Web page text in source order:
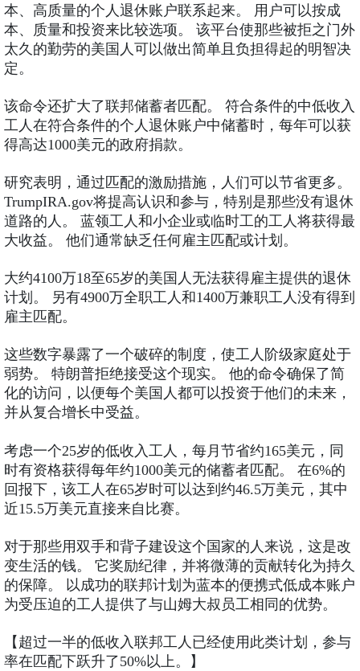
本、高质量的个人退休账户联系起来。 用户可以按成
本、质量和投资来比较选项。 该平台使那些被拒之门外
太久的勤劳的美国人可以做出简单且负担得起的明智决
定。
该命令还扩大了联邦储蓄者匹配。 符合条件的中低收入
工人在符合条件的个人退休账户中储蓄时，每年可以获
得高达1000美元的政府捐款。
研究表明，通过匹配的激励措施，人们可以节省更多。
TrumpIRA.gov将提高认识和参与，特别是那些没有退休
道路的人。 蓝领工人和小企业或临时工的工人将获得最
大收益。 他们通常缺乏任何雇主匹配或计划。
大约4100万18至65岁的美国人无法获得雇主提供的退休
计划。 另有4900万全职工人和1400万兼职工人没有得到
雇主匹配。
这些数字暴露了一个破碎的制度，使工人阶级家庭处于
弱势。 特朗普拒绝接受这个现实。 他的命令确保了简
化的访问，以便每个美国人都可以投资于他们的未来，
并从复合增长中受益。
考虑一个25岁的低收入工人，每月节省约165美元，同
时有资格获得每年约1000美元的储蓄者匹配。 在6%的
回报下，该工人在65岁时可以达到约46.5万美元，其中
近15.5万美元直接来自比赛。
对于那些用双手和背子建设这个国家的人来说，这是改
变生活的钱。 它奖励纪律，并将微薄的贡献转化为持久
的保障。 以成功的联邦计划为蓝本的便携式低成本账户
为受压迫的工人提供了与山姆大叔员工相同的优势。
【超过一半的低收入联邦工人已经使用此类计划，参与
率在匹配下跃升了50%以上。】